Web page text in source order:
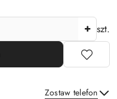
szt.
Zostaw telefon